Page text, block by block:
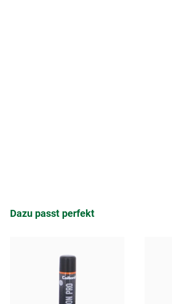
Produktgalerie überspringen
Dazu passt perfekt